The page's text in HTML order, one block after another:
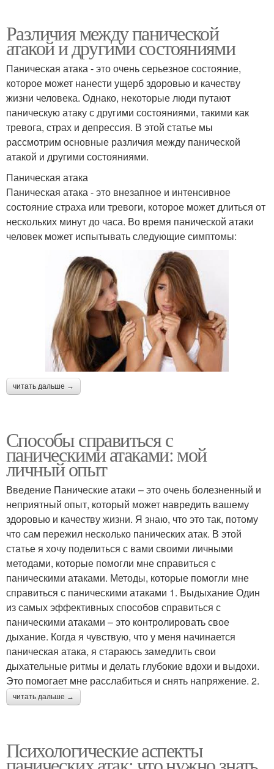
Различия между панической
атакой и другими состояниями
Паническая атака - это очень серьезное состояние,
которое может нанести ущерб здоровью и качеству
жизни человека. Однако, некоторые люди путают
паническую атаку с другими состояниями, такими как
тревога, страх и депрессия. В этой статье мы
рассмотрим основные различия между панической
атакой и другими состояниями.
Паническая атака
Паническая атака - это внезапное и интенсивное
состояние страха или тревоги, которое может длиться от
нескольких минут до часа. Во время панической атаки
человек может испытывать следующие симптомы:
читать дальше →
Способы справиться с
паническими атаками: мой
личный опыт
Введение Панические атаки – это очень болезненный и
неприятный опыт, который может навредить вашему
здоровью и качеству жизни. Я знаю, что это так, потому
что сам пережил несколько панических атак. В этой
статье я хочу поделиться с вами своими личными
методами, которые помогли мне справиться с
паническими атаками. Методы, которые помогли мне
справиться с паническими атаками 1. Выдыхание Один
из самых эффективных способов справиться с
паническими атаками – это контролировать свое
дыхание. Когда я чувствую, что у меня начинается
паническая атака, я стараюсь замедлить свои
дыхательные ритмы и делать глубокие вдохи и выдохи.
Это помогает мне расслабиться и снять напряжение. 2.
читать дальше →
Психологические аспекты